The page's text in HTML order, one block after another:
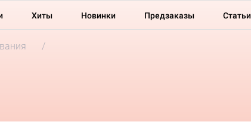
Хиты Новинки Предзаказы Статьи